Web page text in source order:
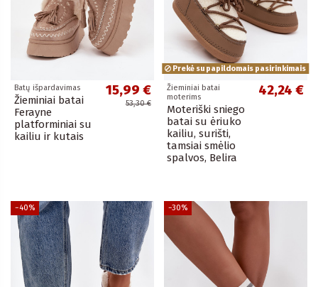
Batų išpardavimas
Žieminiai batai
Ferayne
platforminiai su
kailiu ir kutais
15,99 €
53,30 €
Prekė su papildomais pasirinkimais
Žieminiai batai
moterims
Moteriški sniego
batai su ėriuko
kailiu, surišti,
tamsiai smėlio
spalvos, Belira
42,24 €
−40% −30%